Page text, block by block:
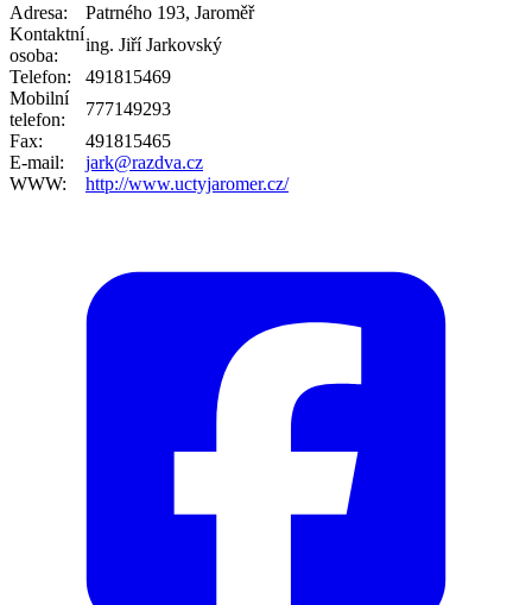
Adresa:
Patrného 193, Jaroměř
Kontaktní
osoba:
ing. Jiří Jarkovský
Telefon:
491815469
Mobilní
telefon:
777149293
Fax:
491815465
E-mail:
jark@razdva.cz
WWW:
http://www.uctyjaromer.cz/